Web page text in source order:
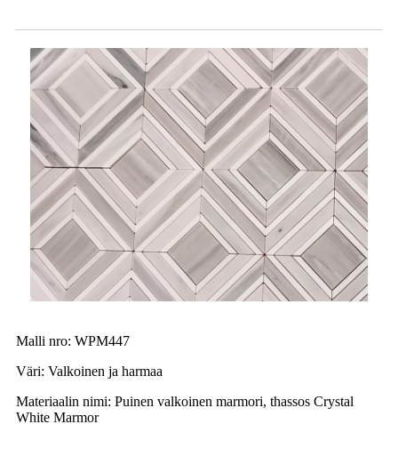
Malli nro: WPM447
Väri: Valkoinen ja harmaa
Materiaalin nimi: Puinen valkoinen marmori, thassos Crystal
White Marmor